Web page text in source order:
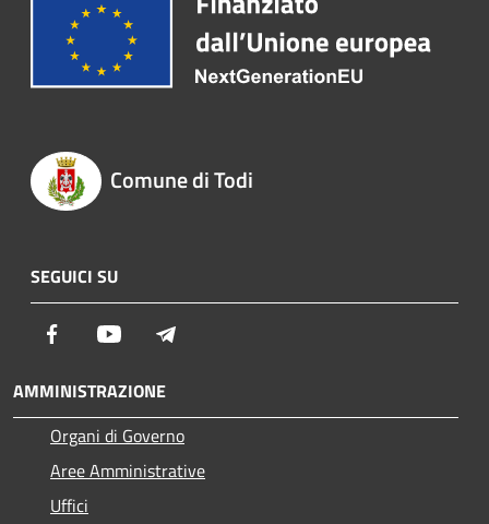
Comune di Todi
SEGUICI SU
Facebook Youtube
AMMINISTRAZIONE
Organi di Governo
Aree Amministrative
Uffici